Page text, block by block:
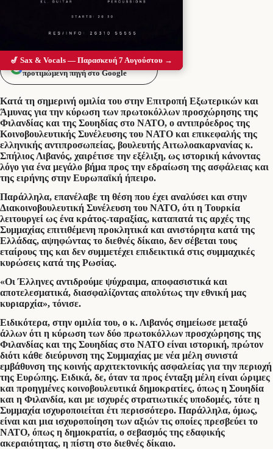
Προσθέστε το Messolonghi Voice ως
προτιμώμενη πηγή στο Google
Κατά τη σημερινή ομιλία του στην Επιτροπή Εξωτερικών και
Άμυνας για την κύρωση των πρωτοκόλλων προσχώρησης της
Φιλανδίας και της Σουηδίας στο ΝΑΤΟ, ο αντιπρόεδρος της
Κοινοβουλευτικής Συνέλευσης του ΝΑΤΟ και επικεφαλής της
ελληνικής αντιπροσωπείας, βουλευτής Αιτωλοακαρνανίας κ.
Σπήλιος Λιβανός, χαιρέτισε την εξέλιξη, ως ιστορική κάνοντας
λόγο για ένα μεγάλο βήμα προς την εδραίωση της ασφάλειας και
της ειρήνης στην Ευρωπαϊκή ήπειρο.
Παράλληλα, επανέλαβε τη θέση που έχει αναλύσει και στην
Διακοινοβουλευτική Συνέλευση του ΝΑΤΟ, ότι η Τουρκία
λειτουργεί ως ένα κράτος-ταραξίας, καταπατά τις αρχές της
Συμμαχίας επιτιθέμενη προκλητικά και ανιστόρητα κατά της
Ελλάδας, αψηφώντας το διεθνές δίκαιο, δεν σέβεται τους
εταίρους της και δεν συμμετέχει επιδεικτικά στις συμμαχικές
κυρώσεις κατά της Ρωσίας.
«Οι Έλληνες αντιδρούμε ψύχραιμα, αποφασιστικά και
αποτελεσματικά, διασφαλίζοντας απολύτως την εθνική μας
κυριαρχία», τόνισε.
Ειδικότερα, στην ομιλία του, ο κ. Λιβανός σημείωσε μεταξύ
άλλων ότι η κύρωση των δύο πρωτοκόλλων προσχώρησης της
Φιλανδίας και της Σουηδίας στο ΝΑΤΟ είναι ιστορική, πρώτον
διότι κάθε διεύρυνση της Συμμαχίας με νέα μέλη συνιστά
εμβάθυνση της κοινής αρχιτεκτονικής ασφαλείας για την περιοχή
της Ευρώπης. Ειδικά, δε, όταν τα προς ένταξη μέλη είναι ώριμες
και προηγμένες κοινοβουλευτικά δημοκρατίες, όπως η Σουηδία
και η Φιλανδία, και με ισχυρές στρατιωτικές υποδομές, τότε η
Συμμαχία ισχυροποιείται έτι περισσότερο. Παράλληλα, όμως,
είναι και μια ισχυροποίηση των αξιών τις οποίες πρεσβεύει το
ΝΑΤΟ, όπως η δημοκρατία, ο σεβασμός της εδαφικής
ακεραιότητας, η πίστη στο διεθνές δίκαιο.
🎷 Sax & Vocals — Παρασκευή 7 Αυγούστου →